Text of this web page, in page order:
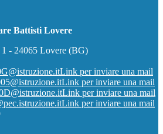
Battisti Lovere
- 24065 Lovere (BG)
Link per inviare una mail
Link per inviare una mail
Link per inviare una mail
Link per inviare una mail